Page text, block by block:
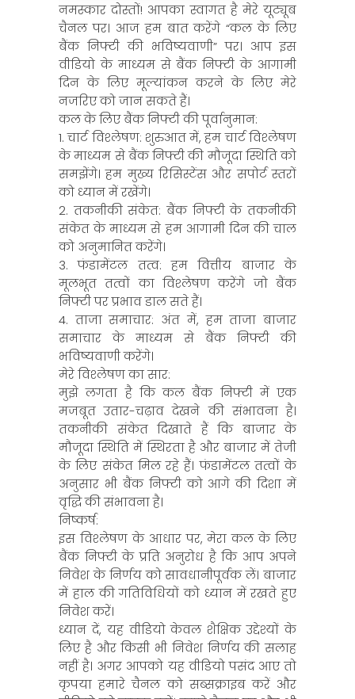
नमस्कार दोस्तों! आपका स्वागत है मेरे यूट्यूब
चैनल पर। आज हम बात करेंगे “कल के लिए
बैंक निफ्टी की भविष्यवाणी” पर। आप इस
वीडियो के माध्यम से बैंक निफ्टी के आगामी
दिन के लिए मूल्यांकन करने के लिए मेरे
नजरिए को जान सकते हैं।
कल के लिए बैंक निफ्टी की पूर्वानुमान:
1. चार्ट विश्लेषण: शुरुआत में, हम चार्ट विश्लेषण
के माध्यम से बैंक निफ्टी की मौजूदा स्थिति को
समझेंगे। हम मुख्य रिसिस्टेंस और सपोर्ट स्तरों
को ध्यान में रखेंगे।
2. तकनीकी संकेत: बैंक निफ्टी के तकनीकी
संकेत के माध्यम से हम आगामी दिन की चाल
को अनुमानित करेंगे।
3. फंडामेंटल तत्व: हम वित्तीय बाजार के
मूलभूत तत्वों का विश्लेषण करेंगे जो बैंक
निफ्टी पर प्रभाव डाल सते हैं।
4. ताजा समाचार: अंत में, हम ताजा बाजार
समाचार के माध्यम से बैंक निफ्टी की
भविष्यवाणी करेंगे।
मेरे विश्लेषण का सार:
मुझे लगता है कि कल बैंक निफ्टी में एक
मजबूत उतार-चढ़ाव देखने की संभावना है।
तकनीकी संकेत दिखाते हैं कि बाजार के
मौजूदा स्थिति में स्थिरता है और बाजार में तेजी
के लिए संकेत मिल रहे हैं। फंडामेंटल तत्वों के
अनुसार भी बैंक निफ्टी को आगे की दिशा में
वृद्धि की संभावना है।
निष्कर्ष:
इस विश्लेषण के आधार पर, मेरा कल के लिए
बैंक निफ्टी के प्रति अनुरोध है कि आप अपने
निवेश के निर्णय को सावधानीपूर्वक लें। बाजार
में हाल की गतिविधियों को ध्यान में रखते हुए
निवेश करें।
ध्यान दें, यह वीडियो केवल शैक्षिक उद्देश्यों के
लिए है और किसी भी निवेश निर्णय की सलाह
नहीं है। अगर आपको यह वीडियो पसंद आए तो
कृपया हमारे चैनल को सब्सक्राइब करें और